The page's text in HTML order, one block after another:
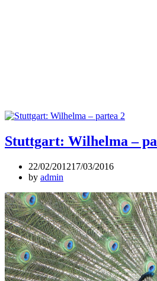
Stuttgart: Wilhelma –
22/02/201217/03/2016
by admin